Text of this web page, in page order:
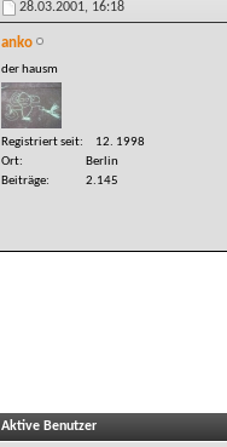
28.03.2001, 16:18
anko
der hausm
Registriert seit
12. 1998
Ort
Berlin
Beiträge
2.145
Aktive Benutzer